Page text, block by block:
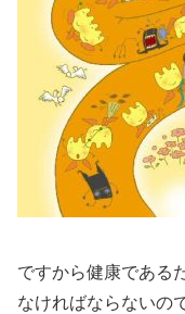
ですから健康である
なければならないの